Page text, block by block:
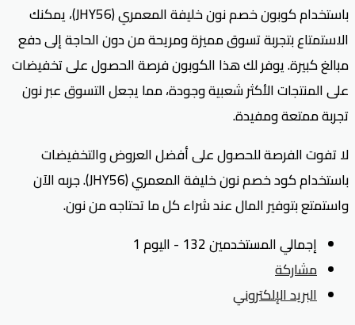
باستخدام كوبون خصم نون خليفة المعمري (JHY56)، يمكنك
الاستمتاع بتجربة تسوق مميزة ومريحة من دون الحاجة إلى دفع
مبالغ كبيرة. يوفر لك هذا الكوبون فرصة الحصول على تخفيضات
على المنتجات الأكثر شعبية وجودة، مما يجعل التسوق عبر نون
تجربة ممتعة ومفيدة.
لا تفوت الفرصة للحصول على أفضل العروض والتخفيضات
باستخدام كود خصم نون خليفة المعمري (JHY56). جربه الآن
واستمتع بتوفير المال عند شراء كل ما تحتاجه من نون.
إجمالي المستخدمين 132 - اليوم 1
مشاركة
البريد الإلكتروني